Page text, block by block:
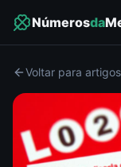
Númerosda
Voltar para artigos